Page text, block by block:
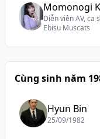
Momonogi
Diễn viên AV, ca
Ebisu Muscats
Cùng sinh năm
Hyun Bin
25/09/1982